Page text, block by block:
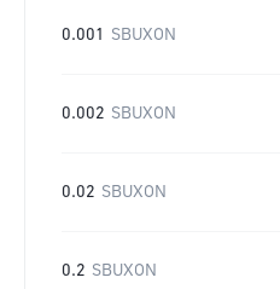
0.001 SBUXON
0.002 SBUXON
0.02 SBUXON
0.2 SBUXON